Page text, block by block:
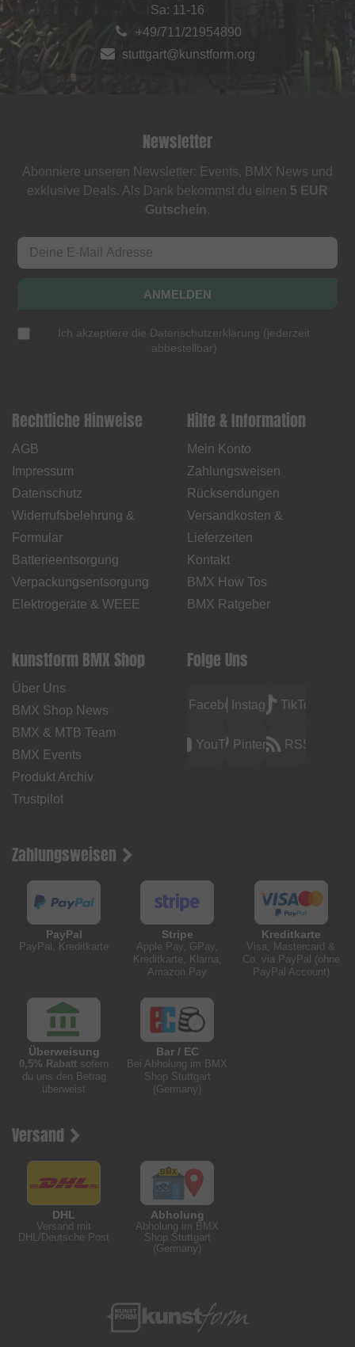
Sa: 11-16
+49/711/21954890
stuttgart@kunstform.org
Newsletter
Abonniere unseren Newsletter: Events, BMX News und
exklusive Deals. Als Dank bekommst du einen 5 EUR
Gutschein.
ANMELDEN
Ich akzeptiere die Datenschutzerklärung (jederzeit
abbestellbar)
Rechtliche Hinweise
AGB
Impressum
Datenschutz
Widerrufsbelehrung &
Formular
Batterieentsorgung
Verpackungsentsorgung
Elektrogeräte & WEEE
Hilfe & Information
Mein Konto
Zahlungsweisen
Rücksendungen
Versandkosten &
Lieferzeiten
Kontakt
BMX How Tos
BMX Ratgeber
kunstform BMX Shop
Über Uns
BMX Shop News
BMX & MTB Team
BMX Events
Produkt Archiv
Trustpilot
Folge Uns
FacebookInstagramTikTok
YouTubePinterest RSS
Zahlungsweisen
PayPal
PayPal, Kreditkarte
Stripe
Apple Pay, GPay,
Kreditkarte, Klarna,
Amazon Pay
Kreditkarte
Visa, Mastercard &
Co. via PayPal (ohne
PayPal Account)
Überweisung
0,5% Rabatt sofern
du uns den Betrag
überweist
Bar / EC
Bei Abholung im BMX
Shop Stuttgart
(Germany)
Versand
DHL
Versand mit
DHL/Deutsche Post
Abholung
Abholung im BMX
Shop Stuttgart
(Germany)